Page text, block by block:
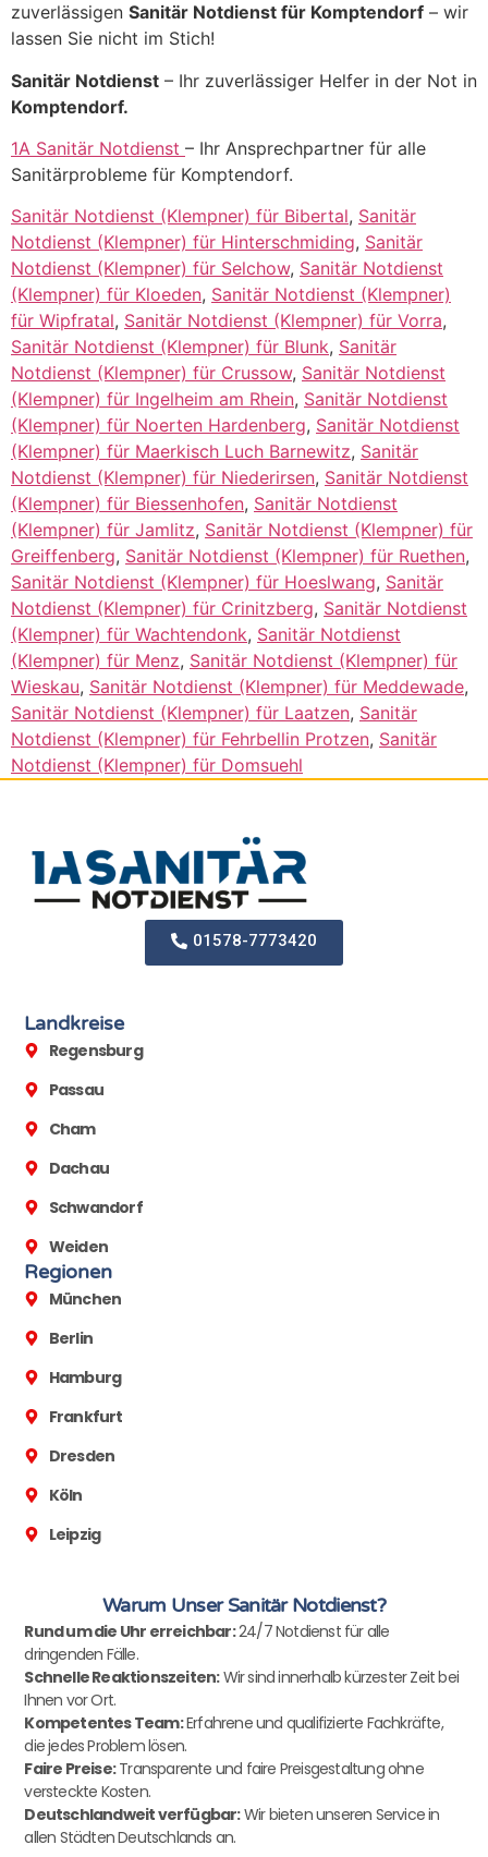
zuverlässigen Sanitär Notdienst für Komptendorf – wir
lassen Sie nicht im Stich!
Sanitär Notdienst – Ihr zuverlässiger Helfer in der Not in
Komptendorf.
1A Sanitär Notdienst – Ihr Ansprechpartner für alle
Sanitärprobleme für Komptendorf.
Sanitär Notdienst (Klempner) für Bibertal, Sanitär
Notdienst (Klempner) für Hinterschmiding, Sanitär
Notdienst (Klempner) für Selchow, Sanitär Notdienst
(Klempner) für Kloeden, Sanitär Notdienst (Klempner)
für Wipfratal, Sanitär Notdienst (Klempner) für Vorra,
Sanitär Notdienst (Klempner) für Blunk, Sanitär
Notdienst (Klempner) für Crussow, Sanitär Notdienst
(Klempner) für Ingelheim am Rhein, Sanitär Notdienst
(Klempner) für Noerten Hardenberg, Sanitär Notdienst
(Klempner) für Maerkisch Luch Barnewitz, Sanitär
Notdienst (Klempner) für Niederirsen, Sanitär Notdienst
(Klempner) für Biessenhofen, Sanitär Notdienst
(Klempner) für Jamlitz, Sanitär Notdienst (Klempner) für
Greiffenberg, Sanitär Notdienst (Klempner) für Ruethen,
Sanitär Notdienst (Klempner) für Hoeslwang, Sanitär
Notdienst (Klempner) für Crinitzberg, Sanitär Notdienst
(Klempner) für Wachtendonk, Sanitär Notdienst
(Klempner) für Menz, Sanitär Notdienst (Klempner) für
Wieskau, Sanitär Notdienst (Klempner) für Meddewade,
Sanitär Notdienst (Klempner) für Laatzen, Sanitär
Notdienst (Klempner) für Fehrbellin Protzen, Sanitär
Notdienst (Klempner) für Domsuehl
01578-7773420
Landkreise
Regensburg
Passau
Cham
Dachau
Schwandorf
Weiden
Regionen
München
Berlin
Hamburg
Frankfurt
Dresden
Köln
Leipzig
Warum Unser Sanitär Notdienst?
Rund um die Uhr erreichbar:24/7 Notdienst für alle
dringenden Fälle.
Schnelle Reaktionszeiten:Wir sind innerhalb kürzester Zeit bei
Ihnen vor Ort.
Kompetentes Team:Erfahrene und qualifizierte Fachkräfte,
die jedes Problem lösen.
Faire Preise:Transparente und faire Preisgestaltung ohne
versteckte Kosten.
Deutschlandweit verfügbar:Wir bieten unseren Service in
allen Städten Deutschlands an.